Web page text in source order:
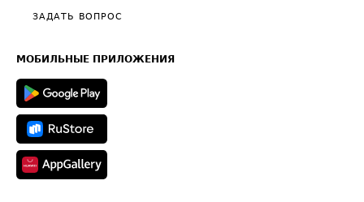
Общие положения
Полезное по перевозкам
Техническая информация
ЗАДАТЬ ВОПРОС
МОБИЛЬНЫЕ ПРИЛОЖЕНИЯ